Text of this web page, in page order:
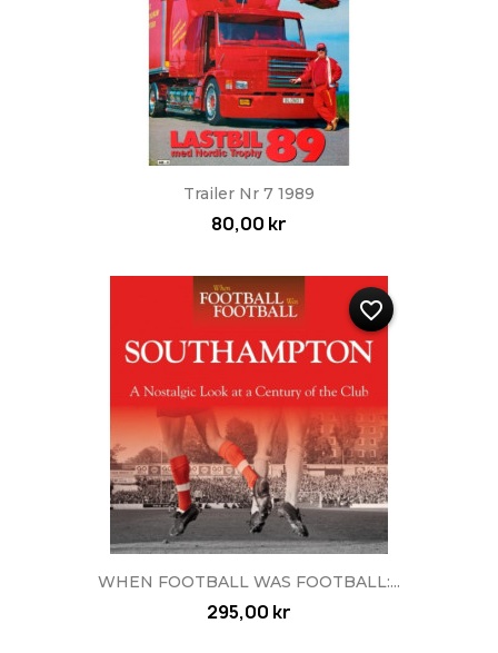
Trailer Nr 7 1989
80,00 kr
WHEN FOOTBALL WAS FOOTBALL:...
295,00 kr
favorite_border